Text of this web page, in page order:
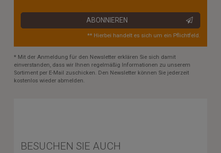
ABONNIEREN
** Hierbei handelt es sich um ein Pflichtfeld.
* Mit der Anmeldung für den Newsletter erklären Sie sich damit
einverstanden, dass wir Ihnen regelmäßig Informationen zu unserem
Sortiment per E-Mail zuschicken. Den Newsletter können Sie jederzeit
kostenlos wieder abmelden.
BESUCHEN SIE AUCH